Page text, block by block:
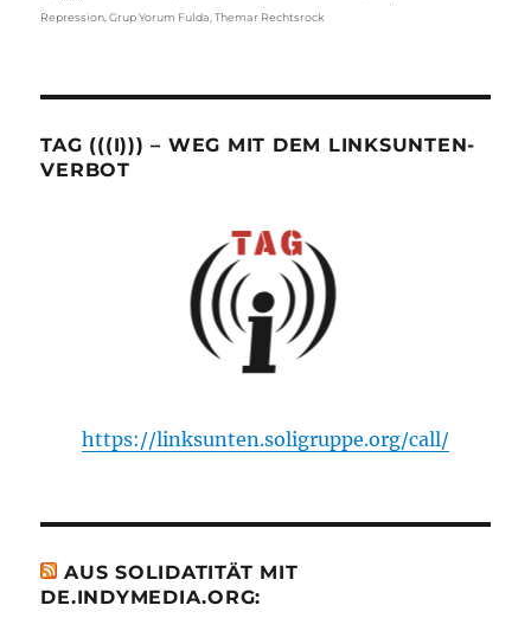
Repression ,Grup Yorum Fulda ,Themar Rechtsrock
TAG (((I))) – WEG MIT DEM LINKSUNTEN-
VERBOT
https://linksunten.soligruppe.org/call/
AUS SOLIDATITÄT MIT
DE.INDYMEDIA.ORG: